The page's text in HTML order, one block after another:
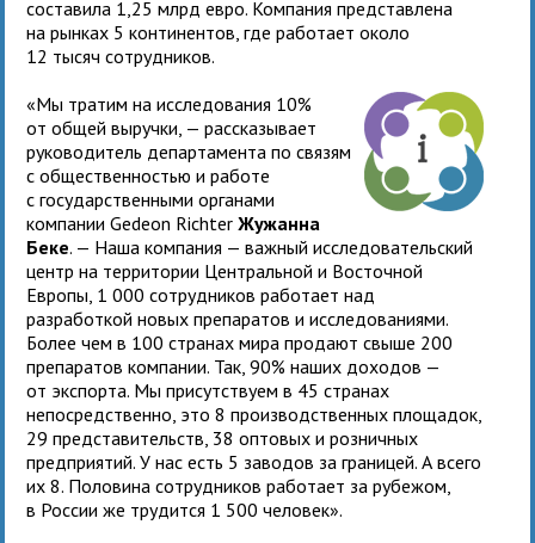
составила 1,25 млрд евро. Компания представлена
на рынках 5 континентов, где работает около
12 тысяч сотрудников.
«Мы тратим на исследования 10%
от общей выручки, — рассказывает
руководитель департамента по связям
с общественностью и работе
с государственными органами
компании Gedeon RichterЖужанна
Беке. — Наша компания — важный исследовательский
центр на территории Центральной и Восточной
Европы, 1 000 сотрудников работает над
разработкой новых препаратов и исследованиями.
Более чем в 100 странах мира продают свыше 200
препаратов компании. Так, 90% наших доходов —
от экспорта. Мы присутствуем в 45 странах
непосредственно, это 8 производственных площадок,
29 представительств, 38 оптовых и розничных
предприятий. У нас есть 5 заводов за границей. А всего
их 8. Половина сотрудников работает за рубежом,
в России же трудится 1 500 человек».